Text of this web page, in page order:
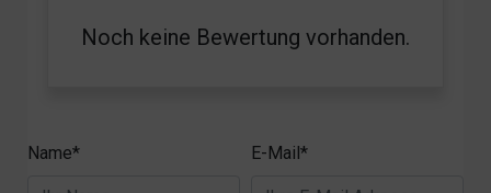
Noch keine Bewertung vorhanden.
Name* E-Mail*